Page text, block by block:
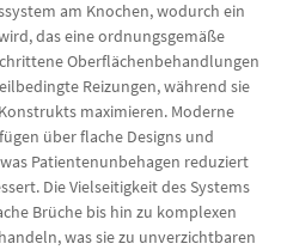
am Knochen, wodurch ein
das eine ordnungsgemäße
Oberflächenbehandlungen
Reizungen, während sie
maximieren. Moderne
über flache Designs und
Patientenunbehagen reduziert
Die Vielseitigkeit des Systems
Brüche bis hin zu komplexen
was sie zu unverzichtbaren